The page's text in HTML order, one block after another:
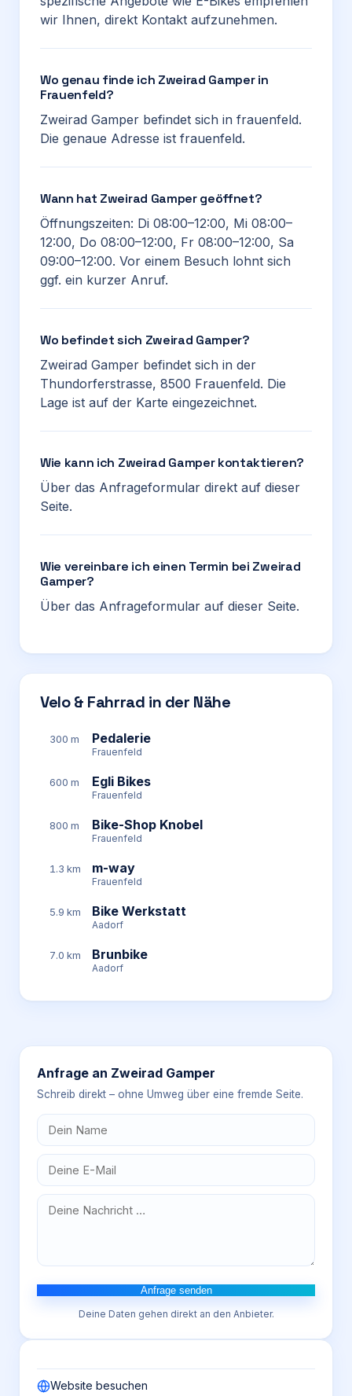
wir Ihnen, direkt Kontakt aufzunehmen.
Wo genau finde ich Zweirad Gamper in
Frauenfeld?
Zweirad Gamper befindet sich in frauenfeld.
Die genaue Adresse ist frauenfeld.
Wann hat Zweirad Gamper geöffnet?
Öffnungszeiten: Di 08:00–12:00, Mi 08:00–
12:00, Do 08:00–12:00, Fr 08:00–12:00, Sa
09:00–12:00. Vor einem Besuch lohnt sich
ggf. ein kurzer Anruf.
Wo befindet sich Zweirad Gamper?
Zweirad Gamper befindet sich in der
Thundorferstrasse, 8500 Frauenfeld. Die
Lage ist auf der Karte eingezeichnet.
Wie kann ich Zweirad Gamper kontaktieren?
Über das Anfrageformular direkt auf dieser
Seite.
Wie vereinbare ich einen Termin bei Zweirad
Gamper?
Über das Anfrageformular auf dieser Seite.
Velo & Fahrrad in der Nähe
300 m Pedalerie
Frauenfeld
600 m Egli Bikes
Frauenfeld
800 m Bike-Shop Knobel
Frauenfeld
1.3 km m-way
Frauenfeld
5.9 km Bike Werkstatt
Aadorf
7.0 km Brunbike
Aadorf
Anfrage an Zweirad Gamper
Schreib direkt – ohne Umweg über eine fremde Seite.
Anfrage senden
Deine Daten gehen direkt an den Anbieter.
Website besuchen